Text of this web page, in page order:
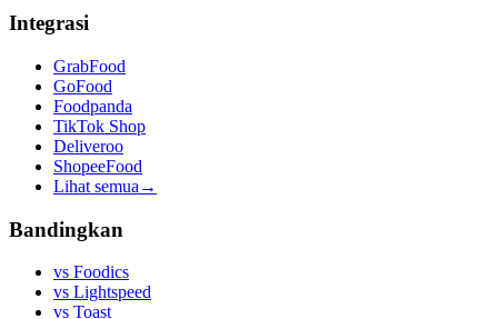
Integrasi
GrabFood
GoFood
Foodpanda
TikTok Shop
Deliveroo
ShopeeFood
Lihat semua →
Bandingkan
vs Foodics
vs Lightspeed
vs Toast